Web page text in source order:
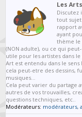
Les Arts
Discutez
tout
rapport
ayant
thème
(NON adulte), ou ce qui
utile pour les artistes dans
Art est entendu dans le sens
cela peut-etre des dessins,
musiques...
Cela peut varier du partage
autres de vos trouvailles,
questions techniques, etc..
Modérateurs: modérateurs,